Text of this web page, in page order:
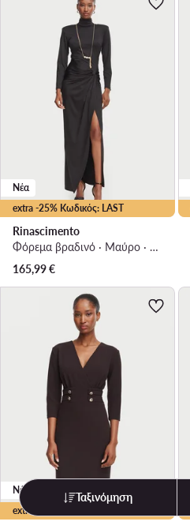
extra -25% Κωδικός: LAST
Νέα
Rinascimento
Φόρεμα βραδινό · Μαύρο · Maxi
165,99€
extra -25% Κωδικός: LAST
Νέα
Ταξινόμηση